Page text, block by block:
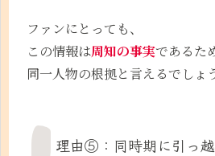
ファンにとっても、
この情報は周知の事実であるため
同一人物の根拠と言えるでしょう
理由⑤：同時期に引っ